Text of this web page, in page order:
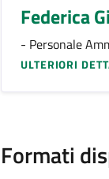
Federica
- Personale
ULTERIORI
Formati